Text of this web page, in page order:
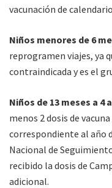
vacunación de
Niños menores de 6
reprogramen viajes, ya
contraindicada y es el
Niños de 13 meses a 4
menos 2 dosis de
correspondiente al año
Nacional de
recibido la dosis de
adicional.